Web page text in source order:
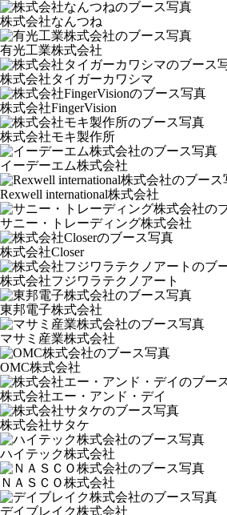
株式会社なんつね
有光工業株式会社
株式会社タイガーカワシマ
株式会社FingerVision
株式会社モキ製作所
イーデーエム株式会社
Rexwell international株式会社
サニー・トレーディング株式会社
株式会社Closer
株式会社フジワラテクノアート
東邦電子株式会社
マサミ産業株式会社
OMC株式会社
株式会社エー・アンド・デイ
株式会社サタケ
ハイテック株式会社
ＮＡＳＣＯ株式会社
デイブレイク株式会社